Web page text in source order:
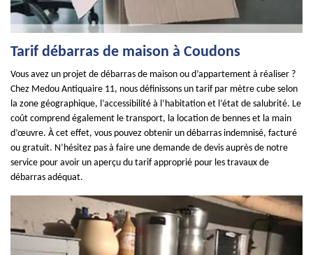
Tarif débarras de maison à Coudons
Vous avez un projet de débarras de maison ou d’appartement à réaliser ?
Chez Medou Antiquaire 11, nous définissons un tarif par mètre cube selon
la zone géographique, l’accessibilité à l’habitation et l’état de salubrité. Le
coût comprend également le transport, la location de bennes et la main
d’œuvre. À cet effet, vous pouvez obtenir un débarras indemnisé, facturé
ou gratuit. N’hésitez pas à faire une demande de devis auprès de notre
service pour avoir un aperçu du tarif approprié pour les travaux de
débarras adéquat.